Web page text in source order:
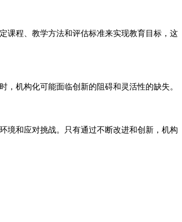
课程、教学方法和评估标准来实现教育目标，这
机构化可能面临创新的阻碍和灵活性的缺失。
境和应对挑战。只有通过不断改进和创新，机构